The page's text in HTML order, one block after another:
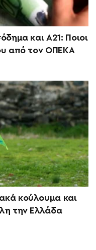
και Α21: Ποιοι
από τον ΟΠΕΚΑ
κούλουμα και
την Ελλάδα